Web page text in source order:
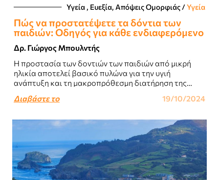
Υγεία , Ευεξία, Απόψεις Ομορφιάς​ /Υγεία
Πώς να προστατέψετε τα δόντια των
παιδιών: Οδηγός για κάθε ενδιαφερόμενο
Δρ. Γιώργος Μπουλντής
Η προστασία των δοντιών των παιδιών από μικρή
ηλικία αποτελεί βασικό πυλώνα για την υγιή
ανάπτυξη και τη μακροπρόθεσμη διατήρηση της
Διαβάστε το 19/10/2024